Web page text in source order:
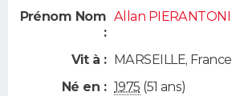
Prénom Nom
:
Allan PIERANTONI
Vit à : MARSEILLE, France
Né en : 1975 (51 ans)